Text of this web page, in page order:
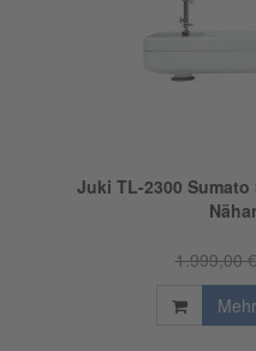
Juki TL-2300
1.999,00 €